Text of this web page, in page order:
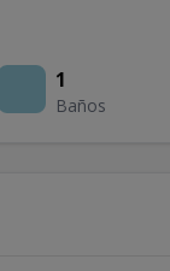
1
Baños